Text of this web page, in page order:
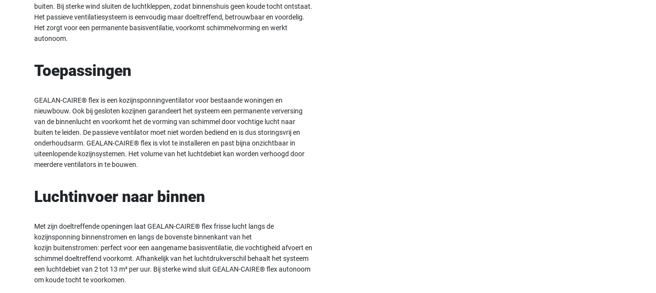
buiten. Bij sterke wind sluiten de luchtkleppen, zodat binnenshuis geen koude tocht ontstaat.
Het passieve ventilatiesysteem is eenvoudig maar doeltreffend, betrouwbaar en voordelig.
Het zorgt voor een permanente basisventilatie, voorkomt schimmelvorming en werkt
autonoom.
Toepassingen
GEALAN-CAIRE® flex is een kozijnsponningventilator voor bestaande woningen en
nieuwbouw. Ook bij gesloten kozijnen garandeert het systeem een permanente verversing
van de binnenlucht en voorkomt het de vorming van schimmel door vochtige lucht naar
buiten te leiden. De passieve ventilator moet niet worden bediend en is dus storingsvrij en
onderhoudsarm. GEALAN-CAIRE® flex is vlot te installeren en past bijna onzichtbaar in
uiteenlopende kozijnsystemen. Het volume van het luchtdebiet kan worden verhoogd door
meerdere ventilators in te bouwen.
Luchtinvoer naar binnen
Met zijn doeltreffende openingen laat GEALAN-CAIRE® flex frisse lucht langs de
kozijnsponning binnenstromen en langs de bovenste binnenkant van het
kozijn buitenstromen: perfect voor een aangename basisventilatie, die vochtigheid afvoert en
schimmel doeltreffend voorkomt. Afhankelijk van het luchtdrukverschil behaalt het systeem
een luchtdebiet van 2 tot 13 m³ per uur. Bij sterke wind sluit GEALAN-CAIRE® flex autonoom
om koude tocht te voorkomen.